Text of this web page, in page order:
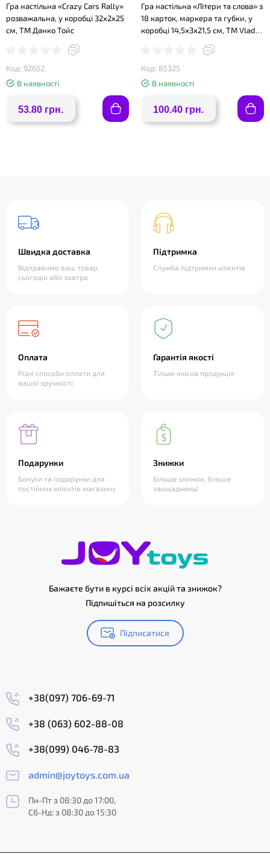
Гра настільна «Crazy Cars Rally»
розважальна, у коробці 32х2х25
см, ТМ Данко Тойс
Код: 92652
В наявності
53.80 грн.
Гра настільна «Літери та слова» з
18 карток, маркера та губки, у
коробці 14,5х3х21,5 см, ТМ Vlady
Код: 85325
В наявності
100.40 грн.
Швидка доставка
Відправимо ваш товар
сьогодні або завтра
Підтримка
Служба підтримки клієнтів
Оплата
Різні способи оплати для
вашої зручності
Гарантія якості
Тільки якісна продукція
Подарунки
Бонуси та подарунки для
постійних клієнтів магазину
Знижки
Більше знижок, більше
заощаджень!
Бажаєте бути в курсі всіх акцій та знижок?
Підпишіться на розсилку
Підписатися
+38(097) 706-69-71
+38 (063) 602-88-08
+38(099) 046-78-83
admin@joytoys.com.ua
Пн-Пт з 08:30 до 17:00,
Сб-Нд: з 08:30 до 15:30